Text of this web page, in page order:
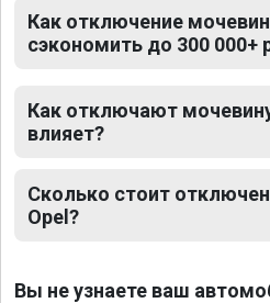
Как отключение
сэкономить до 300 000+
Как отключают
влияет?
Сколько стоит
Opel?
Вы не узнаете ваш